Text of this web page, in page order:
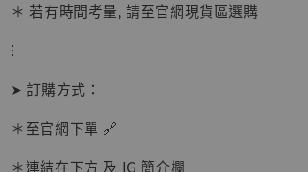
加購優惠【讓子彈飛 鵝城縣長 張麻子 [BK01]】
＊ 若有時間考量, 請至官網現貨區選購
⁝
➤ 訂購方式：
＊至官網下單 🔗
＊連結在下方 及 IG 簡介欄